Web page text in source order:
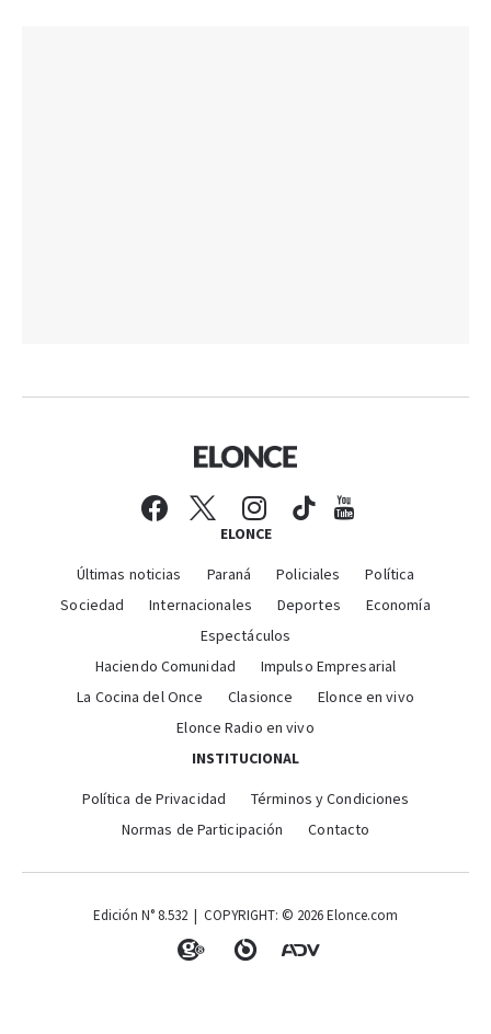
ELONCE
Últimas noticias Paraná Policiales
Política
Sociedad
Internacionales Deportes
Economía
Espectáculos
Haciendo Comunidad
Impulso Empresarial
La Cocina del Once
Clasionce
Elonce en vivo
Elonce Radio en vivo
INSTITUCIONAL
Política de Privacidad
Términos y Condiciones
Normas de Participación
Contacto
Edición N° 8.532 | COPYRIGHT: © 2026 Elonce.com